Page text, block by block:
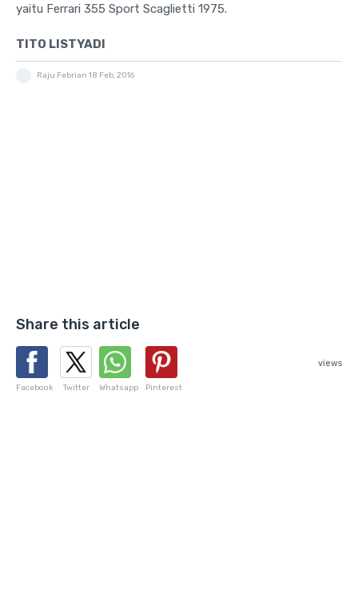
yaitu Ferrari 355 Sport Scaglietti 1975.
TITO LISTYADI
Raju Febrian 18 Feb, 2016
Share this article
Facebook Twitter Whatsapp Pinterest
views